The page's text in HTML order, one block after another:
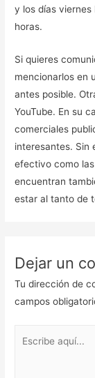
y los días
horas.
Si quieres
mencionarlos en
antes posible.
YouTube. En su
comerciales
interesantes. Sin
efectivo como
encuentran
estar al tanto de
Dejar un
Tu dirección de
campos